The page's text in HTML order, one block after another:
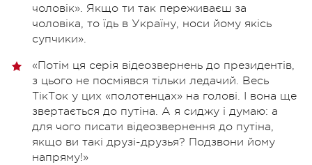
чоловік». Якщо ти так переживаєш за
чоловіка, то їдь в Україну, носи йому якісь
супчики».
«Потім ця серія відеозвернень до президентів,
з цього не посміявся тільки ледачий. Весь
ТікТок у цих «полотенцах» на голові. І вона ще
звертається до путіна. А я сиджу і думаю: а
для чого писати відеозвернення до путіна,
якщо ви такі друзі-друзья? Подзвони йому
напряму!»